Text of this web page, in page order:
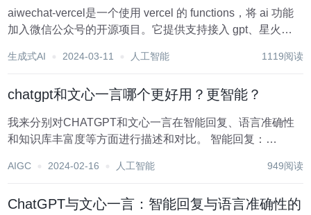
aiwechat-vercel是一个使用 vercel 的 functions，将 ai 功能
加入微信公众号的开源项目。它提供支持接入 gpt、星火、
图床功能等特点。用户可以通过微信公众号配置...
生成式AI 2024-03-11 人工智能 1119阅读
chatgpt和文心一言哪个更好用？更智能？
我来分别对CHATGPT和文心一言在智能回复、语言准确性
和知识库丰富度等方面进行描述和对比。 智能回复：
CHATGPT具备强大的智能回复能力。它可以理解上下文、
AIGC 2024-02-16 人工智能 949阅读
ChatGPT与文心一言：智能回复与语言准确性的